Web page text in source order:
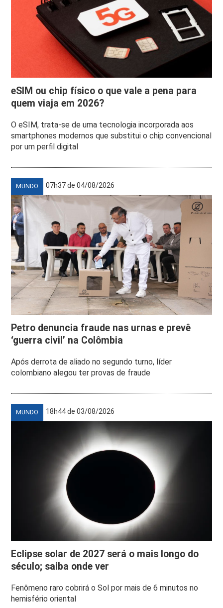
eSIM ou chip físico o que vale a pena para
quem viaja em 2026?
O eSIM, trata-se de uma tecnologia incorporada aos
smartphones modernos que substitui o chip convencional
por um perfil digital
MUNDO 07h37 de 04/08/2026
Petro denuncia fraude nas urnas e prevê
‘guerra civil’ na Colômbia
Após derrota de aliado no segundo turno, líder
colombiano alegou ter provas de fraude
MUNDO 18h44 de 03/08/2026
Eclipse solar de 2027 será o mais longo do
século; saiba onde ver
Fenômeno raro cobrirá o Sol por mais de 6 minutos no
hemisfério oriental